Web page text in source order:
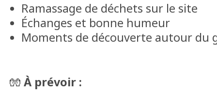
Ramassage de déchets sur le site
Échanges et bonne humeur
Moments de découverte autour du
🧤 À prévoir :